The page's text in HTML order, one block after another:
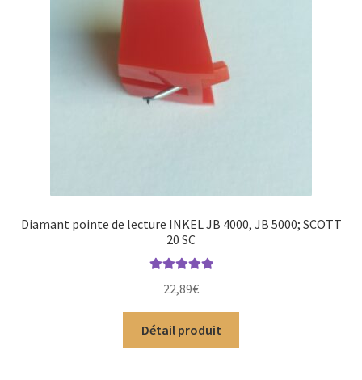
Diamant pointe de lecture INKEL JB 4000, JB 5000; SCOTT
20 SC
5
22,89€
Détail produit